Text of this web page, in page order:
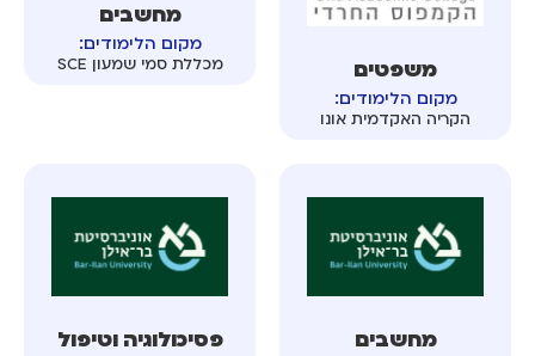
משפטים
מקום הלימודים:
הקריה האקדמית אונו
מחשבים
מקום הלימודים:
מכללת סמי שמעון SCE
מחשבים פסיכולוגיה וטיפול